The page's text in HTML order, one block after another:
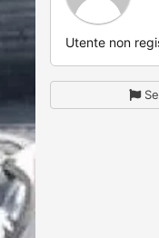
Utente non